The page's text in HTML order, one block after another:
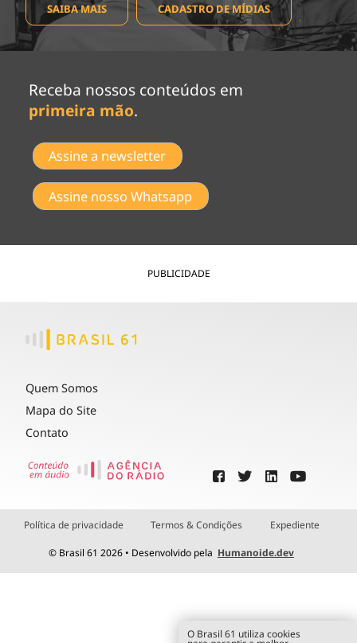
SAIBA MAIS CADASTRO DE MÍDIAS
Receba nossos conteúdos em
primeira mão.
Assine a newsletter
Assine nosso Whatsapp
PUBLICIDADE
Quem Somos
Mapa do Site
Contato
Política de privacidade Termos & Condições Expediente
© Brasil 61 2026 • Desenvolvido pela Humanoide.dev
O Brasil 61 utiliza cookies